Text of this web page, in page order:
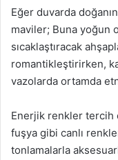
Eğer duvarda
maviler; Buna yoğun
sıcaklaştıracak
romantikleştirirken,
vazolarda ortamda
Enerjik renkler tercih
fuşya gibi canlı
tonlamalarla